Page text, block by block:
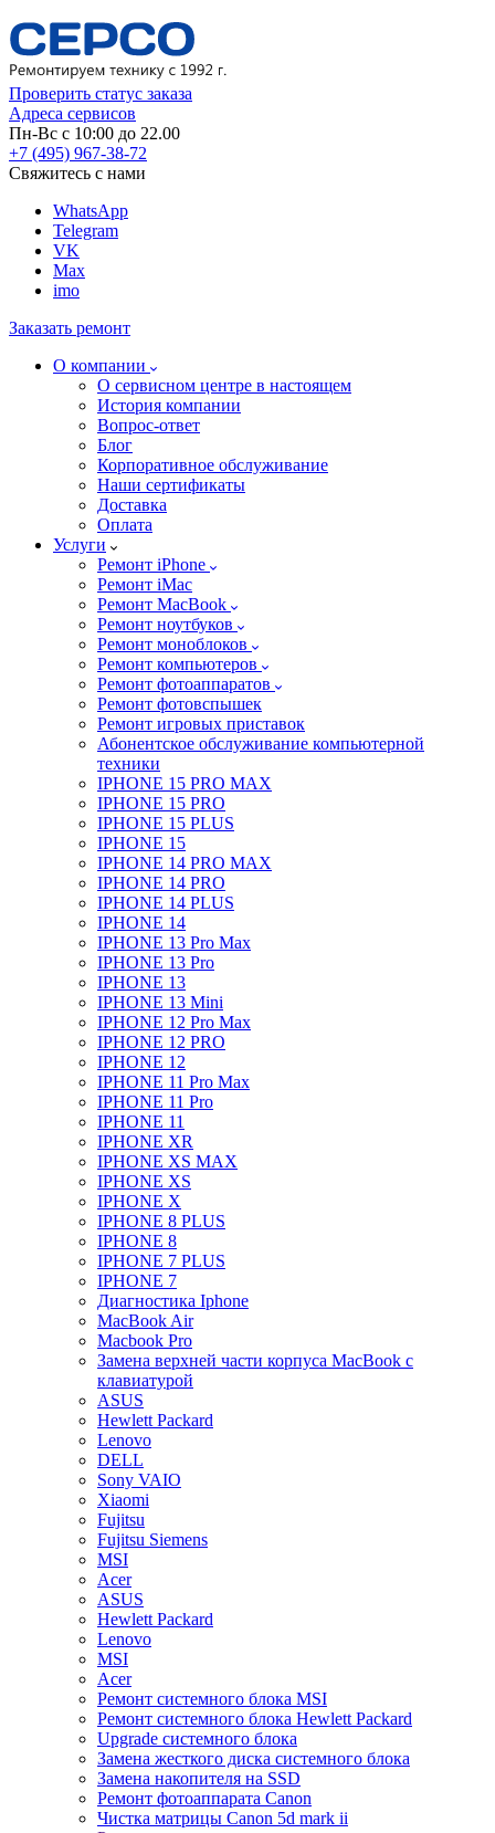
Проверить статус заказа
Адреса сервисов
Пн-Вс с 10:00 до 22.00
+7 (495) 967-38-72
Свяжитесь с нами
WhatsApp
Telegram
VK
Max
imo
Заказать ремонт
О компании
О сервисном центре в настоящем
История компании
Вопрос-ответ
Блог
Корпоративное обслуживание
Наши сертификаты
Доставка
Оплата
Услуги
Ремонт iPhone
Ремонт iMac
Ремонт MacBook
Ремонт ноутбуков
Ремонт моноблоков
Ремонт компьютеров
Ремонт фотоаппаратов
Ремонт фотовспышек
Ремонт игровых приставок
Абонентское обслуживание компьютерной
техники
IPHONE 15 PRO MAX
IPHONE 15 PRO
IPHONE 15 PLUS
IPHONE 15
IPHONE 14 PRO MAX
IPHONE 14 PRO
IPHONE 14 PLUS
IPHONE 14
IPHONE 13 Pro Max
IPHONE 13 Pro
IPHONE 13
IPHONE 13 Mini
IPHONE 12 Pro Max
IPHONE 12 PRO
IPHONE 12
IPHONE 11 Pro Max
IPHONE 11 Pro
IPHONE 11
IPHONE XR
IPHONE XS MAX
IPHONE XS
IPHONE X
IPHONE 8 PLUS
IPHONE 8
IPHONE 7 PLUS
IPHONE 7
Диагностика Iphone
MacBook Air
Macbook Pro
Замена верхней части корпуса MacBook с
клавиатурой
ASUS
Hewlett Packard
Lenovo
DELL
Sony VAIO
Xiaomi
Fujitsu
Fujitsu Siemens
MSI
Acer
ASUS
Hewlett Packard
Lenovo
MSI
Acer
Ремонт системного блока MSI
Ремонт системного блока Hewlett Packard
Upgrade системного блока
Замена жесткого диска системного блока
Замена накопителя на SSD
Ремонт фотоаппарата Canon
Чистка матрицы Canon 5d mark ii